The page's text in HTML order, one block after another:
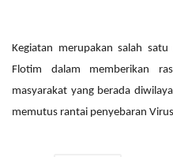
Kegiatan merupakan salah
Flotim dalam memberikan
masyarakat yang berada
memutus rantai penyebaran